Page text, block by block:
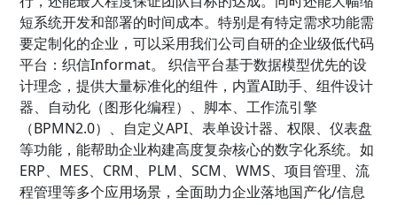
短系统开发和部署的时间成本。特别是有特定需求功能需
要定制化的企业，可以采用我们公司自研的企业级低代码
平台：织信Informat。 织信平台基于数据模型优先的设
计理念，提供大量标准化的组件，内置AI助手、组件设计
器、自动化（图形化编程）、脚本、工作流引擎
（BPMN2.0）、自定义API、表单设计器、权限、仪表盘
等功能，能帮助企业构建高度复杂核心的数字化系统。如
ERP、MES、CRM、PLM、SCM、WMS、项目管理、流
程管理等多个应用场景，全面助力企业落地国产化/信息